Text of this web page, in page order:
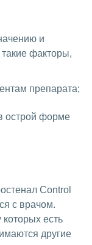
и
факторы,
препарата;
острой форме
Control
с врачом.
которых есть
другие